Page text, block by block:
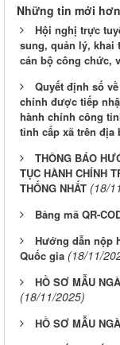
Những tin mới hơn
Hội nghị trực
sung, quản lý, khai
cán bộ công chức,
Quyết định số
chính được tiếp
hành chính công
tỉnh cấp xã trên địa
THÔNG BÁO
TỤC HÀNH CHÍNH
THỐNG NHẤT (18/
Bảng mã QR-
Hướng dẫn nộp
Quốc gia (18/11/
HỒ SƠ MẪU
(18/11/2025)
HỒ SƠ MẪU